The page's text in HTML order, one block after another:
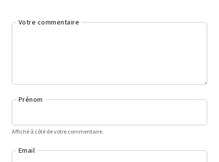
Votre commentaire
Prénom
Affiché à côté de votre commentaire.
Email